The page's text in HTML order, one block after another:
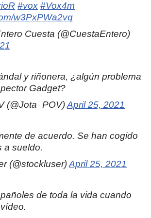
#vox #Vox4m
w3PxPWa2vq
Cuesta (@CuestaEntero)
y riñonera, ¿algún problema
Gadget?
(@Jota_POV)April 25, 2021
de acuerdo. Se han cogido
a sueldo.
(@stockluser)April 25, 2021
de toda la vida cuando